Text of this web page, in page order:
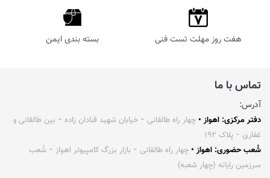
هفت روز مهلت تست فنی بسته بندی ایمن
تماس با ما
آدرس:
دفتر مرکزی: اهواز • چهار راه طالقانی ⁃ خیابان شهید قنادان زاده ⁃ بین طالقانی و
غفاری ⁃ پلاک ۱۹۲
شُعب حضوری: اهواز • چهار راه طالقانی ⁃ بازار بزرگ کامپیوتر اهواز ⁃ شُعب
سرزمین رایانه (چهار شعبه)